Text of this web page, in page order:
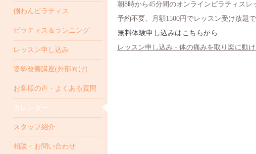
朝8時から45分間のオンラインピラティスレ
予約不要、月額1500円でレッスン受け放題で
無料体験申し込みはこちらから
レッスン申し込み - 体の痛みを取り楽に動
側わんピラティス
ピラティス＆ランニング
レッスン申し込み
姿勢改善講座(外部向け)
お客様の声・よくある質問
カレンダー
スタッフ紹介
相談・お問い合わせ